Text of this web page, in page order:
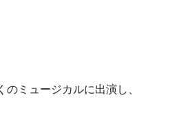
ミュージカルに出演し、